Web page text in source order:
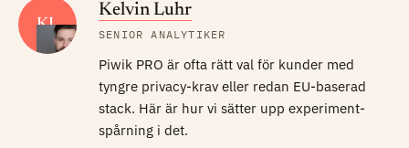
KL
Kelvin Luhr
SENIOR ANALYTIKER
Piwik PRO är ofta rätt val för kunder med
tyngre privacy-krav eller redan EU-baserad
stack. Här är hur vi sätter upp experiment-
spårning i det.